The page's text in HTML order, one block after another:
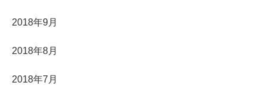
2018年9月
2018年8月
2018年7月